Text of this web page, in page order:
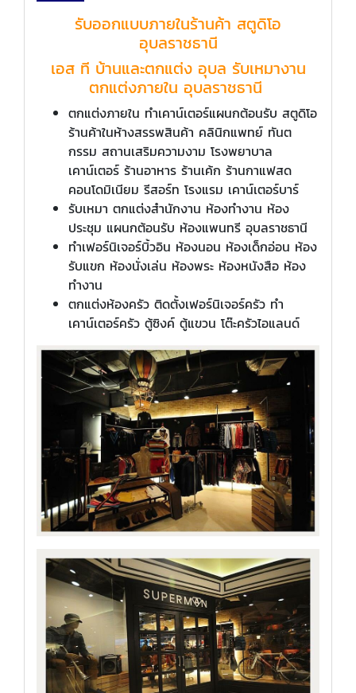
รับออกแบบภายในร้านค้า สตูดิโอ
อุบลราชธานี
เอส ที บ้านและตกแต่ง อุบล รับเหมางาน
ตกแต่งภายใน อุบลราชธานี
ตกแต่งภายใน ทำเคาน์เตอร์แผนกต้อนรับ สตูดิโอ
ร้านค้าในห้างสรรพสินค้า คลินิกแพทย์ ทันต
กรรม สถานเสริมความงาม โรงพยาบาล
เคาน์เตอร์ ร้านอาหาร ร้านเค้ก ร้านกาแฟสด
คอนโดมิเนียม รีสอร์ท โรงแรม เคาน์เตอร์บาร์
รับเหมา ตกแต่งสำนักงาน ห้องทำงาน ห้อง
ประชุม แผนกต้อนรับ ห้องแพนทรี อุบลราชธานี
ทำเฟอร์นิเจอร์บิ้วอิน ห้องนอน ห้องเด็กอ่อน ห้อง
รับแขก ห้องนั่งเล่น ห้องพระ ห้องหนังสือ ห้อง
ทำงาน
ตกแต่งห้องครัว ติดตั้งเฟอร์นิเจอร์ครัว ทำ
เคาน์เตอร์ครัว ตู้ซิงค์ ตู้แขวน โต๊ะครัวไอแลนด์